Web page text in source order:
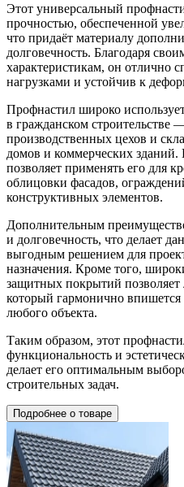
Этот универсальный
прочностью, обеспеченной
что придаёт материалу
долговечность. Благодаря
характеристикам, он отлично
нагрузками и устойчив к
Профнастил широко
в гражданском строительстве
производственных цехов и
домов и коммерческих зданий.
позволяет применять его для
облицовки фасадов,
конструктивных элементов.
Дополнительным
и долговечность, что делает
выгодным решением для
назначения. Кроме того,
защитных покрытий позволяет
который гармонично впишется
любого объекта.
Таким образом, этот
функциональность и
делает его оптимальным
строительных задач.
Подробнее о товаре